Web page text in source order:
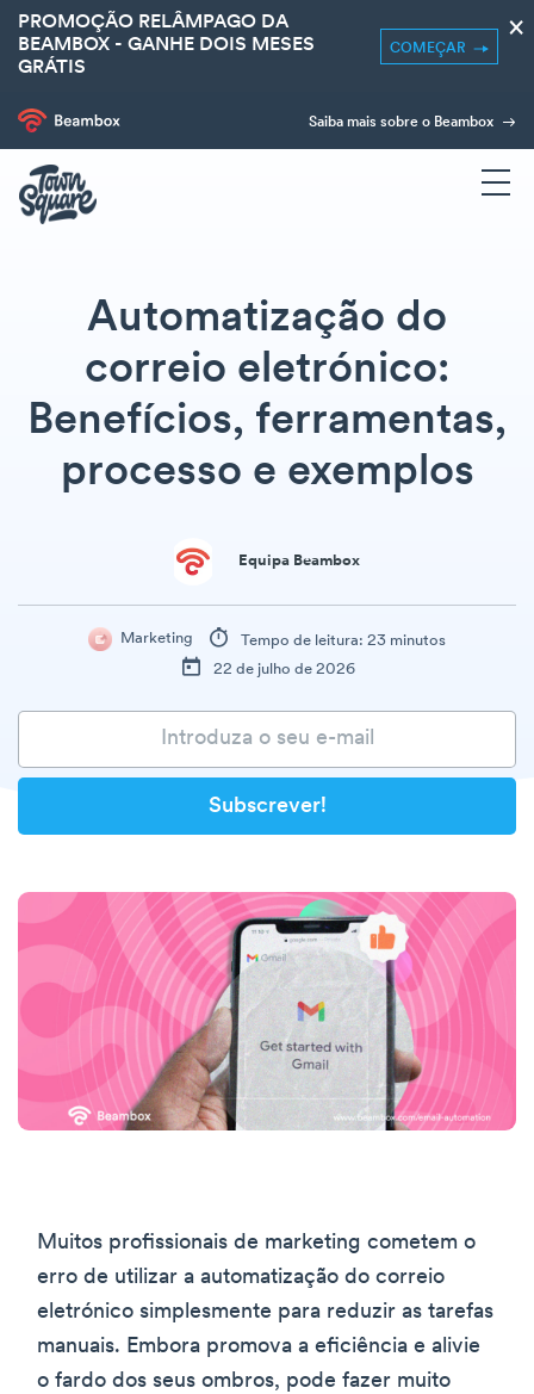
PROMOÇÃO RELÂMPAGO DA
BEAMBOX - GANHE DOIS MESES
GRÁTIS
COMEÇAR
×
Saiba mais sobre o Beambox
Automatização do
correio eletrónico:
Benefícios, ferramentas,
processo e exemplos
Equipa Beambox
Marketing
Tempo de leitura: 23 minutos
22 de julho de 2026
Muitos profissionais de marketing cometem o
erro de utilizar a automatização do correio
eletrónico simplesmente para reduzir as tarefas
manuais. Embora promova a eficiência e alivie
o fardo dos seus ombros, pode fazer muito